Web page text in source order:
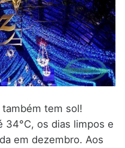
tem sol!
34°C, os dias limpos e
em dezembro. Aos